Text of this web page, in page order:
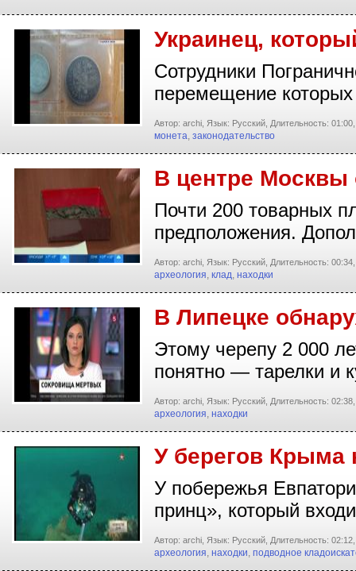
Украинец,
Сотрудники
перемещение
Автор: archi, Язык: Русский, Длительность: 01:00,
монета, законодательство
В центре Москвы
Почти 200 товарных
предположения.
Автор: archi, Язык: Русский, Длительность: 00:34,
археология, клад, находки
В Липецке
Этому черепу 2 000
понятно — тарелки и
Автор: archi, Язык: Русский, Длительность: 02:38,
археология, находки
У берегов Крыма
У побережья
принц», который
Автор: archi, Язык: Русский, Длительность: 02:12,
археология, находки, подводное